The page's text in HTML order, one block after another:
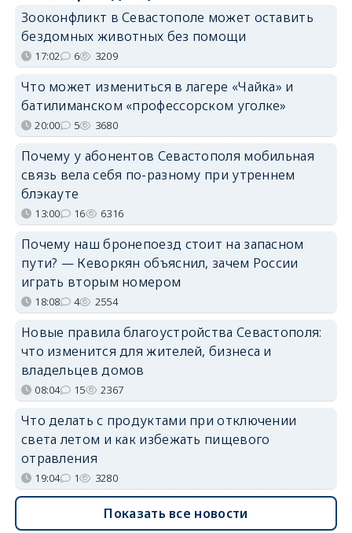
Зооконфликт в Севастополе может оставить
бездомных животных без помощи
17:02 6 3209
Что может измениться в лагере «Чайка» и
батилиманском «профессорском уголке»
20:00 5 3680
Почему у абонентов Севастополя мобильная
связь вела себя по-разному при утреннем
блэкауте
13:00 16 6316
Почему наш бронепоезд стоит на запасном
пути? — Кеворкян объяснил, зачем России
играть вторым номером
18:08 4 2554
Новые правила благоустройства Севастополя:
что изменится для жителей, бизнеса и
владельцев домов
08:04 15 2367
Что делать с продуктами при отключении
света летом и как избежать пищевого
отравления
19:04 1 3280
Показать все новости